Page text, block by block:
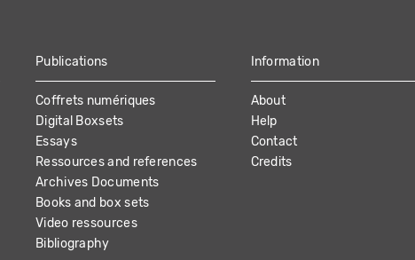
Publications
Coffrets numériques
Digital Boxsets
Essays
Ressources and references
Archives Documents
Books and box sets
Video ressources
Bibliography
Information
About
Help
Contact
Credits